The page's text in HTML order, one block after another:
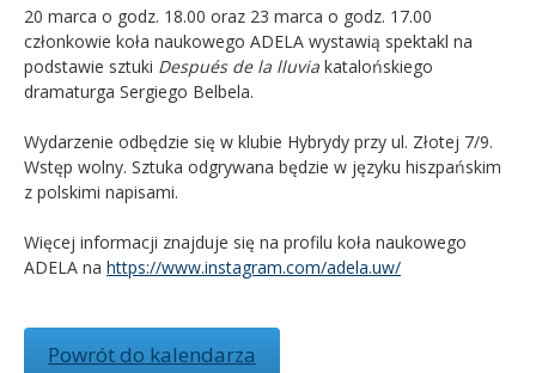
Kandydat
Absolwent
20 marca o godz. 18.00 oraz 23 marca o godz. 17.00
członkowie koła naukowego ADELA wystawią spektakl na
podstawie sztuki Después de la lluvia katalońskiego
dramaturga Sergiego Belbela.
Wydarzenie odbędzie się w klubie Hybrydy przy ul. Złotej 7/9.
Wstęp wolny. Sztuka odgrywana będzie w języku hiszpańskim
z polskimi napisami.
Więcej informacji znajduje się na profilu koła naukowego
ADELA na https://www.instagram.com/adela.uw/
Powrót do kalendarza